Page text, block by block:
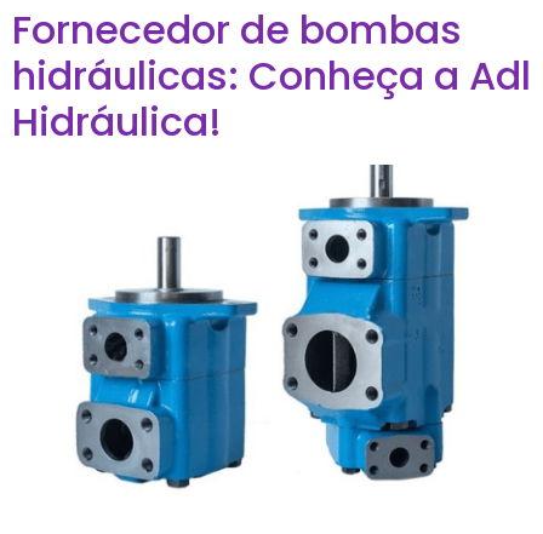
Fornecedor de bombas
hidráulicas: Conheça a Adl
Hidráulica!